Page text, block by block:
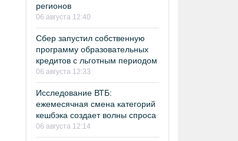
регионов
06 августа 12:40
Сбер запустил собственную
программу образовательных
кредитов с льготным периодом
06 августа 12:33
Исследование ВТБ:
ежемесячная смена категорий
кешбэка создает волны спроса
06 августа 12:14